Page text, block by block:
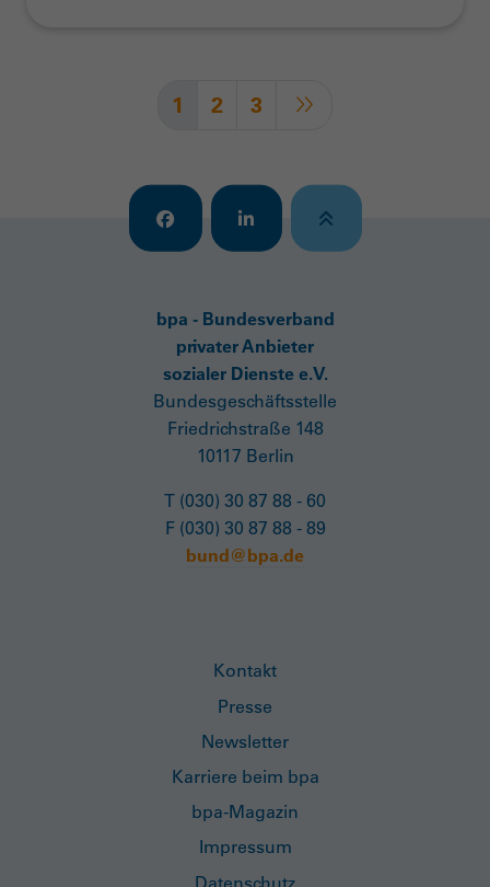
1 2 3
bpa - Bundesverband
privater Anbieter
sozialer Dienste e.V.
Bundesgeschäftsstelle
Friedrichstraße 148
10117 Berlin
T (030) 30 87 88 - 60
F (030) 30 87 88 - 89
bund@bpa.de
Kontakt
Presse
Newsletter
Karriere beim bpa
bpa-Magazin
Impressum
Datenschutz